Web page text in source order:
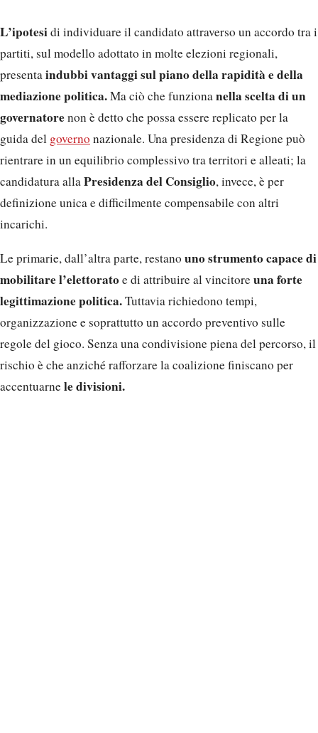
L’ipotesidi individuare il candidato attraverso un accordo tra i
partiti, sul modello adottato in molte elezioni regionali,
presentaindubbi vantaggi sul piano della rapidità e della
mediazione politica.Ma ciò che funzionanella scelta di un
governatorenon è detto che possa essere replicato per la
guida del governo nazionale. Una presidenza di Regione può
rientrare in un equilibrio complessivo tra territori e alleati; la
candidatura allaPresidenza del Consiglio, invece, è per
definizione unica e difficilmente compensabile con altri
incarichi.
Le primarie, dall’altra parte, restano uno strumento capace di
mobilitare l’elettoratoe di attribuire al vincitoreuna forte
legittimazione politica.Tuttavia richiedono tempi,
organizzazione e soprattutto un accordo preventivo sulle
regole del gioco. Senza una condivisione piena del percorso, il
rischio è che anziché rafforzare la coalizione finiscano per
accentuarnele divisioni.